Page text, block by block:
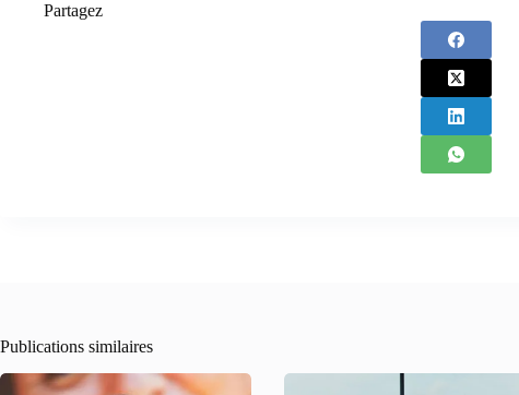
Partagez
Publications similaires